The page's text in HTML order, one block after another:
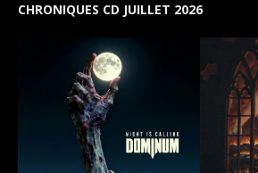
CHRONIQUES CD JUILLET 2026